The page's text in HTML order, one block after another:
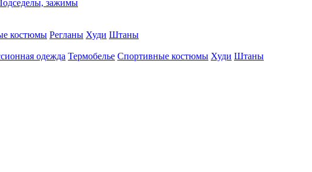
зажимы
костюмы Регланы Худи Штаны
одежда Термобелье Спортивные костюмы Худи Штаны